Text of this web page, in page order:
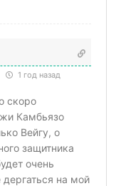
1 год назад
скоро
Камбьязо
Вейгу, о
защитника
очень
на мой